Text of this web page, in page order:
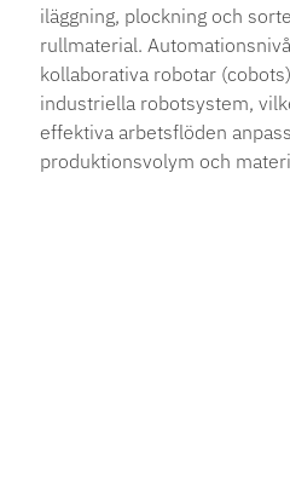
iläggning, plockning och
rullmaterial.
kollaborativa robotar
industriella robotsystem,
effektiva arbetsflöden
produktionsvolym och